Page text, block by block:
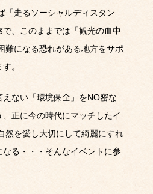
「走るソーシャルディスタン
、このままでは「観光の血中
難になる恐れがある地方をサポ
。
ない「環境保全」をNO密な
、正に今の時代にマッチしたイ
然を愛し大切にして綺麗にすれ
る・・・そんなイベントに参